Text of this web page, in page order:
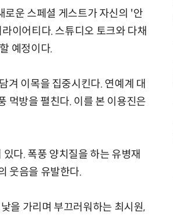
로운 스페셜 게스트가 자신의 '안
이어티다. 스튜디오 토크와 다채
예정이다.
겨 이목을 집중시킨다. 연예계 대
먹방을 펼친다. 이를 본 이용진은
다. 폭풍 양치질을 하는 유병재
웃음을 유발한다.
을 가리며 부끄러워하는 최시원,